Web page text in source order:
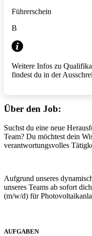
Führerschein
B
Weitere Infos zu
findest du in der
Über den Job:
Suchst du eine neue
Team? Du möchtest dein
verantwortungsvolles
Aufgrund unseres
unseres Teams ab sofort
(m/w/d) für
AUFGABEN